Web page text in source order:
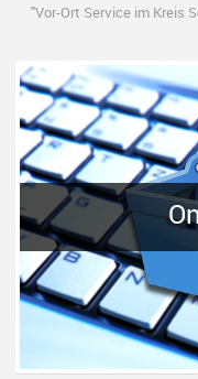
"Vor-Ort Service im Kreis